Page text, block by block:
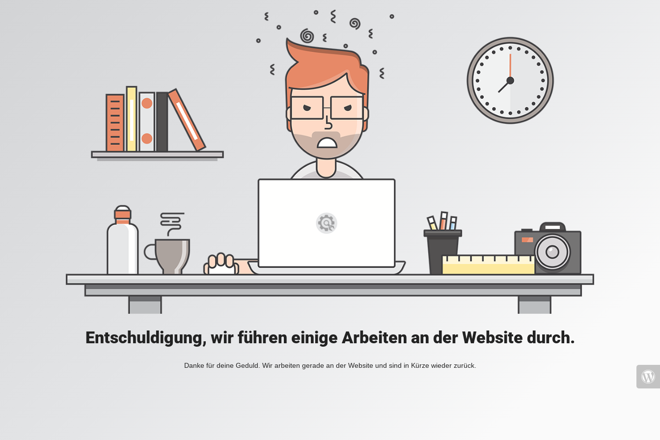
Entschuldigung, wir führen einige Arbeiten an der Website durch.
Danke für deine Geduld. Wir arbeiten gerade an der Website und sind in Kürze wieder zurück.